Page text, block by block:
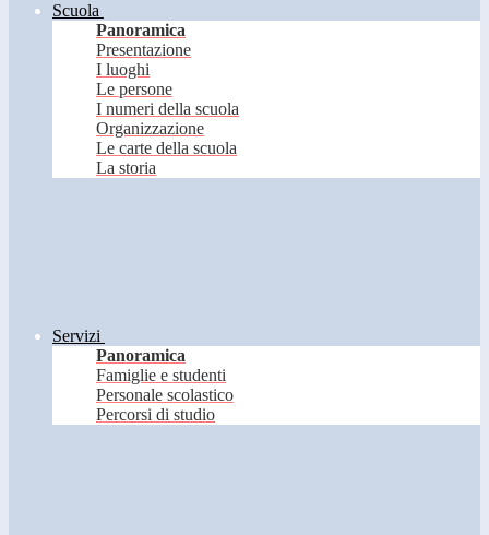
Scuola
Panoramica
Presentazione
I luoghi
Le persone
I numeri della scuola
Organizzazione
Le carte della scuola
La storia
Servizi
Panoramica
Famiglie e studenti
Personale scolastico
Percorsi di studio